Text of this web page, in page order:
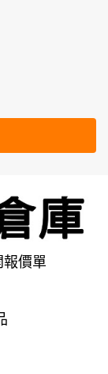
價單